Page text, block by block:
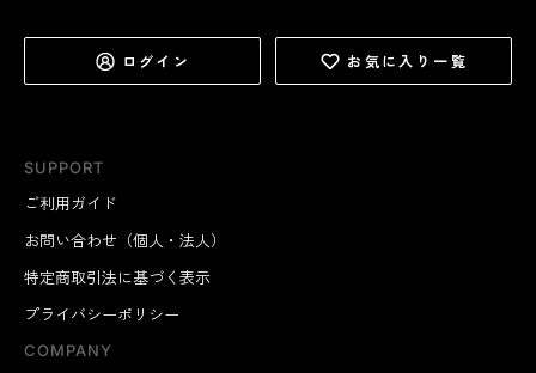
SUPPORT
ご利用ガイド
お問い合わせ（個人・法人）
特定商取引法に基づく表示
プライバシーポリシー
COMPANY
ログイン お気に入り一覧